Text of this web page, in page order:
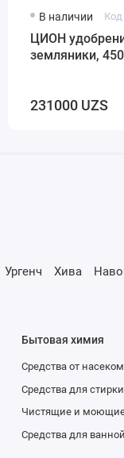
В наличии Код
ЦИОН
земляники,
231000 UZS
Ургенч Хива
Бытовая химия
Средства от
Средства для стирки
Чистящие и моющие
Средства для